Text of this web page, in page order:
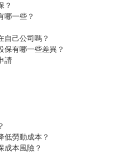
？
哪一些？
自己公司嗎？
保有哪一些差異？
請
低勞動成本？
成本風險？